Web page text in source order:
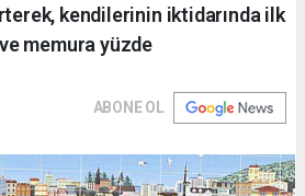
kendilerinin iktidarında ilk
memura yüzde
ABONE OL